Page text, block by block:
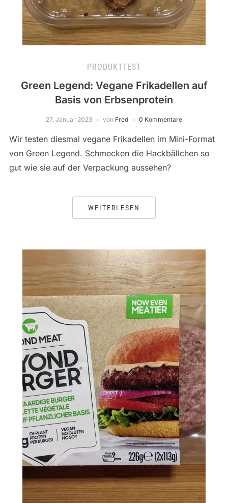
PRODUKTTEST
Green Legend: Vegane Frikadellen auf
Basis von Erbsenprotein
27. Januar 2023 von Fred 0 Kommentare
Wir testen diesmal vegane Frikadellen im Mini-Format
von Green Legend. Schmecken die Hackbällchen so
gut wie sie auf der Verpackung aussehen?
WEITERLESEN